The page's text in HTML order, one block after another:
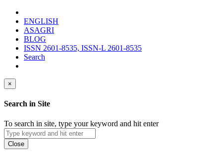
ENGLISH
ASAGRI
BLOG
ISSN 2601-8535, ISSN-L 2601-8535
Search
×
Search in Site
To search in site, type your keyword and hit enter
Close